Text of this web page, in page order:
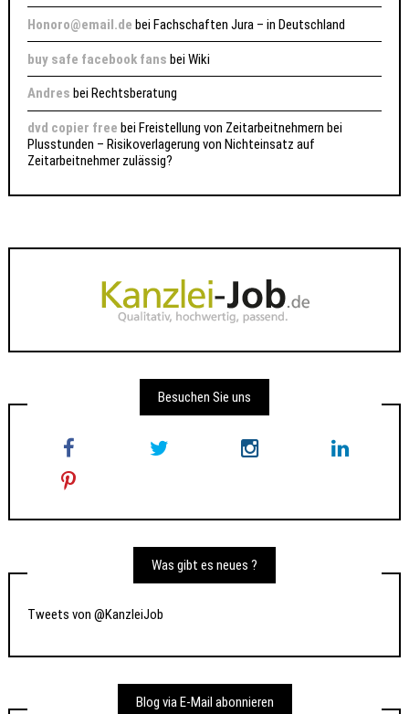
Honoro@email.de beiFachschaften Jura – in Deutschland
buy safe facebook fans beiWiki
Andres bei Rechtsberatung
dvd copier free beiFreistellung von Zeitarbeitnehmern bei
Plusstunden – Risikoverlagerung von Nichteinsatz auf
Zeitarbeitnehmer zulässig?
Besuchen Sie uns
Was gibt es neues ?
Tweets von @KanzleiJob
Blog via E-Mail abonnieren